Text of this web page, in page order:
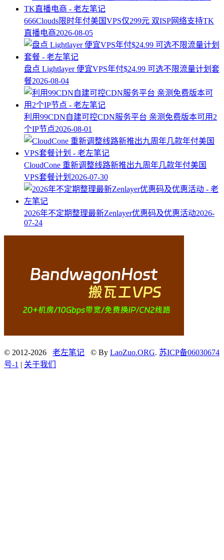
666Clouds限时年付美国VPS仅299元 双ISP网络支持TK
直播电商2026-08-05
盘点 Lightlayer 便宜VPS年付$24.99 可选不限流量计划套
餐2026-08-04
利用99CDN自建可控CDN服务平台 亲测免费版本可用2
个IP节点2026-08-01
CloudCone 重新调整线路新推出九周年几款年付美国
VPS套餐计划 2026-07-30
2026年不定期整理最新Zenlayer优惠码及优惠活动2026-
07-24
© 2012-2026 老左笔记 © By LaoZuo.ORG. 苏ICP备06030674
号-1 | 关于我们